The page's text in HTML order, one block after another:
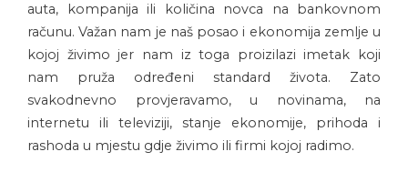
auta, kompanija ili količina novca na bankovnom
računu. Važan nam je naš posao i ekonomija zemlje u
kojoj živimo jer nam iz toga proizilazi imetak koji
nam pruža određeni standard života. Zato
svakodnevno provjeravamo, u novinama, na
internetu ili televiziji, stanje ekonomije, prihoda i
rashoda u mjestu gdje živimo ili firmi kojoj radimo.